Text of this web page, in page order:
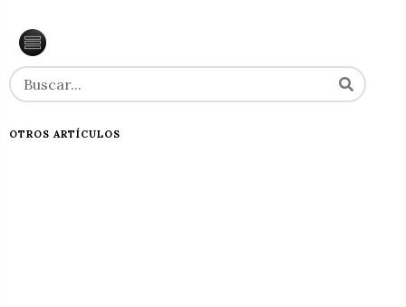
OTROS ARTÍCULOS